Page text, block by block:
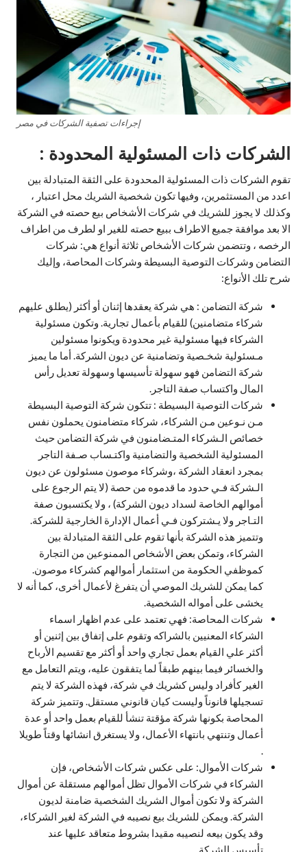
إجراءات تصفية الشركات في مصر
الشركات ذات المسئولية المحدودة :
تقوم الشركات ذات المسئولية المحدودة على الثقة المتبادلة بين
اعدد من المستثمرين، وفيها تكون شخصية الشريك محل اعتبار ،
وكذلك لا يجوز للشريك في شركات الأشخاص بيع حصته في الشركة
الا بعد موافقة جميع الاطراف ببيع حصته للغير او لطرف من اطراف
الرخصه ، وتتضمن شركات الأشخاص ثلاثة أنواع هي: شركات
التضامن وشركات التوصية البسيطة وشركات المحاصة، وإليك
شرح تلك الأنواع:
شركة التضامن : هي شركة يعقدها إثنان أو أكثر (يطلق عليهم
شركاء متضامنين) للقيام بأعمال تجارية. وتكون مسئولية
الشركاء فيها مسئولية غير محدودة ويكونوا مسئولين
مـسئولية شخـصية وتضامنية عن ديون الشركة. أما ما يميز
شركة التضامن فهو سهولة تأسيسها وسهولة تعديل رأس
المال واكتساب صفة التاجر.
شركات التوصية البسيطة : تتكون شركة التوصية البسيطة
مـن نـوعين مـن الشركاء، شركاء متضامنون يحملون نفس
خصائص الـشركاء المتـضامنون في شركة التضامن حيث
المسئولية الشخصية والتضامنية واكتـساب صـفة التاجر
بمجرد انعقاد الشركة ،وشركاء موصون مسئولون عن ديون
الـشركة فـي حدود ما قدموه من حصة (لا يتم الرجوع على
أموالهم الخاصة لسداد ديون الشركة) ، ولا يكتسبون صفة
التـاجر ولا يـشتركون فـي أعمال الإدارة الخارجية للشركة.
وتتميز هذه الشركة بأنها تقوم على الثقة المتبادلة بين
الشركاء، وتمكن بعض الأشخاص الممنوعين من التجارة
كموظفي الحكومة من استثمار أموالهم كشركاء موصون.
كما يمكن للشريك الموصي أن يتفرغ لأعمال أخرى، كما أنه لا
يخشى على أمواله الشخصية.
شركات المحاصة: فهي تعتمد على عدم اظهار اسماء
الشركاء المعنيين بالشراكه وتقوم على إتفاق بين إثنين أو
أكثر علي القيام بعمل تجاري واحد أو أكثر مع تقسيم الأرباح
والخسائر فيما بينهم طبقاً لما يتفقون عليه، ويتم التعامل مع
الغير كأفراد وليس كشريك في شركة، فهذه الشركة لا يتم
تسجيلها قانوناً وليست كيان قانوني مستقل. وتتميز شركة
المحاصة بكونها شركة مؤقتة تنشأ للقيام بعمل واحد أو عدة
أعمال وتنتهي بانتهاء الأعمال، ولا يستغرق انشائها وقتاً طويلا
.
شركات الأموال: على عكس شركات الأشخاص، فإن
الشركاء في شركات الأموال تظل أموالهم مستقلة عن أموال
الشركة ولا تكون أموال الشريك الشخصية ضامنة لديون
الشركة. ويمكن للشريك بيع نصيبه في الشركة لغير الشركاء،
وقد يكون بيعه لنصيبه مقيدا بشروط متعاقد عليها عند
تأسيس الشركة.